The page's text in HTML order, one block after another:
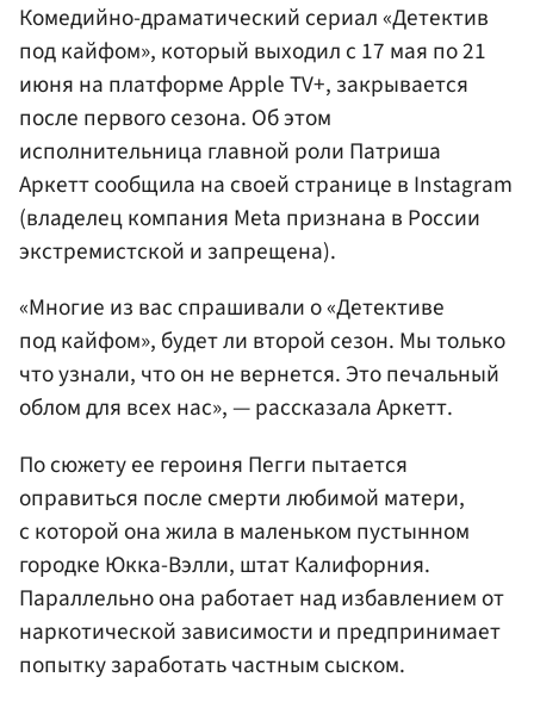
Комедийно-драматический сериал «Детектив
под кайфом», который выходил с 17 мая по 21
июня на платформе Apple TV+, закрывается
после первого сезона. Об этом
исполнительница главной роли Патриша
Аркетт сообщила на своей странице в Instagram
(владелец компания Meta признана в России
экстремистской и запрещена).
«Многие из вас спрашивали о «Детективе
под кайфом», будет ли второй сезон. Мы только
что узнали, что он не вернется. Это печальный
облом для всех нас», — рассказала Аркетт.
По сюжету ее героиня Пегги пытается
оправиться после смерти любимой матери,
с которой она жила в маленьком пустынном
городке Юкка-Вэлли, штат Калифорния.
Параллельно она работает над избавлением от
наркотической зависимости и предпринимает
попытку заработать частным сыском.